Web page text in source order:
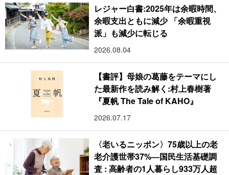
レジャー白書:2025年は余暇時間、
余暇支出ともに減少 「余暇重視
派」も減少に転じる
2026.08.04
【書評】母娘の葛藤をテーマにし
た最新作を読み解く:村上春樹著
『夏帆 The Tale of KAHO』
2026.07.17
〈老いるニッポン〉75歳以上の老
老介護世帯37%―国民生活基礎調
査 : 高齢者の1人暮らし933万人超